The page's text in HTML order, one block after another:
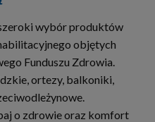
wybór produktów
objętych
Funduszu Zdrowia.
ortezy, balkoniki,
o zdrowie oraz komfort